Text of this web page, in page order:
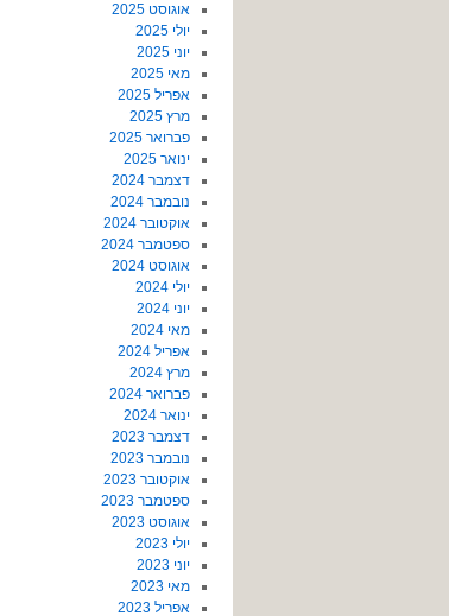
אוגוסט 2025
יולי 2025
יוני 2025
מאי 2025
אפריל 2025
מרץ 2025
פברואר 2025
ינואר 2025
דצמבר 2024
נובמבר 2024
אוקטובר 2024
ספטמבר 2024
אוגוסט 2024
יולי 2024
יוני 2024
מאי 2024
אפריל 2024
מרץ 2024
פברואר 2024
ינואר 2024
דצמבר 2023
נובמבר 2023
אוקטובר 2023
ספטמבר 2023
אוגוסט 2023
יולי 2023
יוני 2023
מאי 2023
אפריל 2023